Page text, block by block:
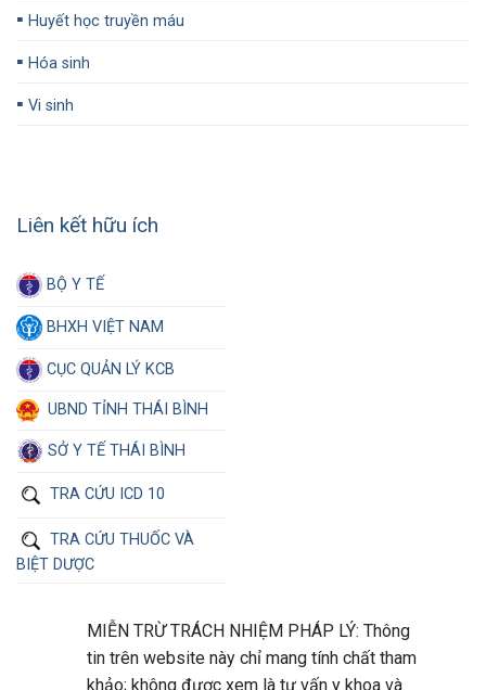
▪️ Huyết học truyền máu
▪️ Hóa sinh
▪️ Vi sinh
Liên kết hữu ích
BỘ Y TẾ
BHXH VIỆT NAM
CỤC QUẢN LÝ KCB
UBND TỈNH THÁI BÌNH
SỞ Y TẾ THÁI BÌNH
TRA CỨU ICD 10
TRA CỨU THUỐC VÀ
BIỆT DƯỢC
MIỄN TRỪ TRÁCH NHIỆM PHÁP LÝ: Thông
tin trên website này chỉ mang tính chất tham
khảo; không được xem là tư vấn y khoa và